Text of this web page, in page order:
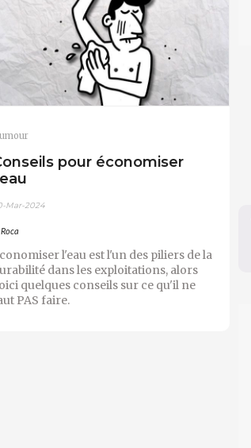
pour économiser
Mar-2024
l'eau est l'un des piliers de la
dans les exploitations, alors
quelques conseils sur ce qu'il ne
PAS faire.